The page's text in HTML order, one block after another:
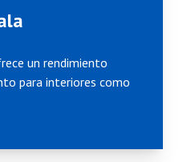
un rendimiento
para interiores como